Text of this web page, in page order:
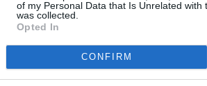
of my Personal Data that Is Unrelated with
was collected.
Opted In
CONFIRM